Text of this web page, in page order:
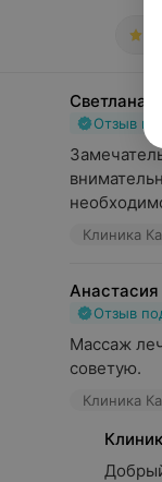
Светлана
Отзыв
Клиника
Анастасия
Отзыв
Массаж
советую.
Клиника